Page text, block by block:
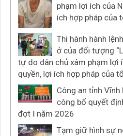
phạm lợi ích của
ích hợp pháp của
Thi hành hành
ở của đối tượng
tự do dân chủ xâm phạm lợi
quyền, lợi ích hợp pháp của
Công an tỉnh
công bố quyết
đợt I năm 2026
Tạm giữ hình sự